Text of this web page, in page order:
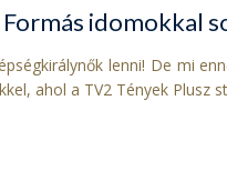
Formás idomokkal
lenni! De mi
ahol a TV2 Tények Plusz